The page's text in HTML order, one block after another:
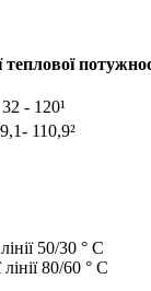
теплової
32 - 120¹
110,9²
50/30 ° С
80/60 ° С